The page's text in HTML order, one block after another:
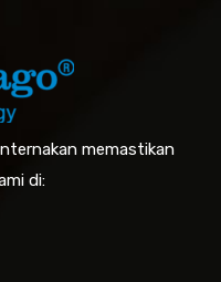
memastikan
di: